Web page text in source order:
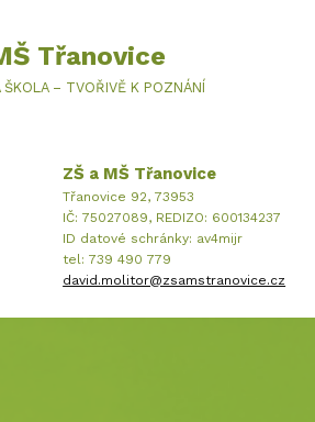
Třanovice
ŠKOLA – TVOŘIVĚ K POZNÁNÍ
ZŠ a MŠ Třanovice
Třanovice 92, 73953
IČ: 75027089, REDIZO: 600134237
ID datové schránky: av4mijr
tel: 739 490 779
david.molitor@zsamstranovice.cz